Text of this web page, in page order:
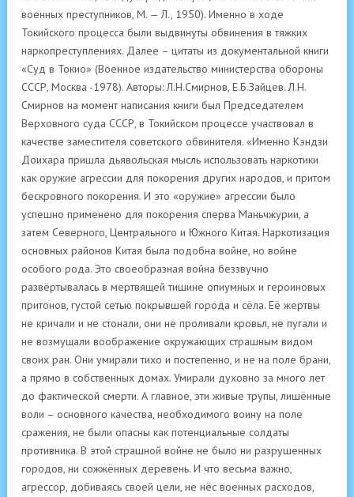
военных преступников, М. — Л., 1950). Именно в ходе
Токийского процесса были выдвинуты обвинения в тяжких
наркопреступлениях. Далее – цитаты из документальной книги
«Суд в Токио» (Военное издательство министерства обороны
СССР, Москва -1978). Авторы: Л.Н.Смирнов, Е.Б.Зайцев. Л.Н.
Смирнов на момент написания книги был Председателем
Верховного суда СССР, в Токийском процессе участвовал в
качестве заместителя советского обвинителя. «Именно Кэндзи
Доихара пришла дьявольская мысль использовать наркотики
как оружие агрессии для покорения других народов, и притом
бескровного покорения. И это «оружие» агрессии было
успешно применено для покорения сперва Маньчжурии, а
затем Северного, Центрального и Южного Китая. Наркотизация
основных районов Китая была подобна войне, но войне
особого рода. Это своеобразная война беззвучно
развёртывалась в мертвящей тишине опиумных и героиновых
притонов, густой сетью покрывшей города и сёла. Её жертвы
не кричали и не стонали, они не проливали кровьл, не пугали и
не возмущали воображение окружающих страшным видом
своих ран. Они умирали тихо и постепенно, и не на поле брани,
а прямо в собственных домах. Умирали духовно за много лет
до фактической смерти. А главное, эти живые трупы, лишённые
воли – основного качества, необходимого воину на поле
сражения, не были опасны как потенциальные солдаты
противника. В этой страшной войне не было ни разрушенных
городов, ни сожжённых деревень. И что весьма важно,
агрессор, добиваясь своей цели, не нёс военных расходов,